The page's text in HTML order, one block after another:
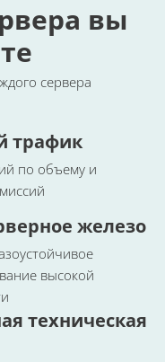
вы
сервера
трафик
по объему и
железо
высокой
техническая